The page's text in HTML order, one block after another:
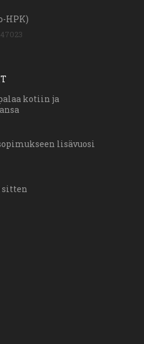
HPK)
47023
kotiin ja
lisävuosi
sitten